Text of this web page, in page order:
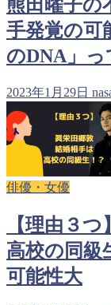
熊田曜子の
手発覚の可
のDNA」
2023年1月29日
俳優・女優
【理由３
高校の同級
可能性大